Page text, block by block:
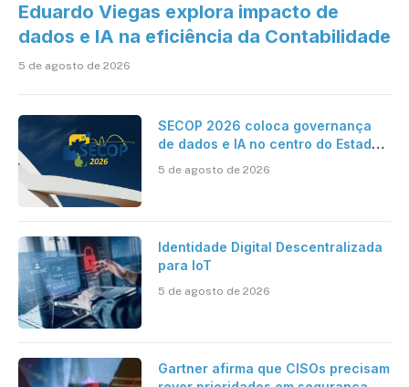
Eduardo Viegas explora impacto de
dados e IA na eficiência da Contabilidade
5 de agosto de 2026
SECOP 2026 coloca governança
de dados e IA no centro do Estado
5 de agosto de 2026
Identidade Digital Descentralizada
para IoT
5 de agosto de 2026
Gartner afirma que CISOs precisam